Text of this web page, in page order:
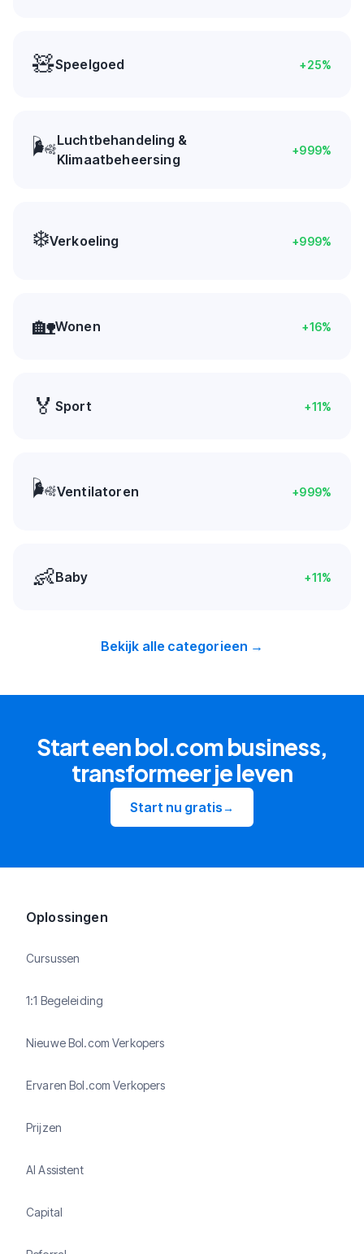
🧸Speelgoed +25%
🌬️Luchtbehandeling &
Klimaatbeheersing
+999%
❄️Verkoeling +999%
🏡Wonen +16%
🏅 Sport +11%
🌬️Ventilatoren +999%
👶Baby +11%
Bekijk alle categorieen →
Start een bol.com business,
transformeer je leven
Start nu gratis→
Oplossingen
Cursussen
1:1 Begeleiding
Nieuwe Bol.com Verkopers
Ervaren Bol.com Verkopers
Prijzen
AI Assistent
Capital